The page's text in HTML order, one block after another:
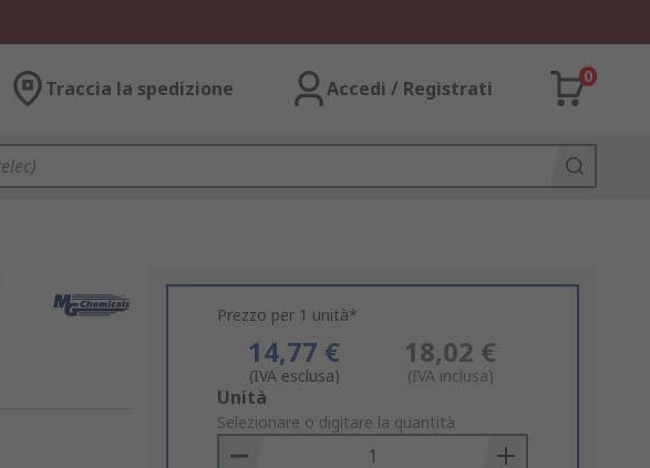
Traccia la spedizione Accedi / Registrati
0
Prezzo per 1 unità*
14,77 €
(IVA esclusa)
18,02 €
(IVA inclusa)
Add
to
Basket
Unità
Selezionare o digitare la quantità